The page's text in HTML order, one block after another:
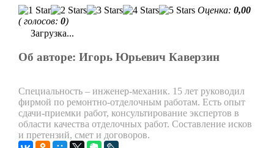
Оценка: 0,00
( голосов: 0)
Загрузка...
Об авторе: Игорь Юрьевич Каверзин
Специальность – инженер-механик. 15 лет руководил
фирмой по ремонтно-отделочным работам. Есть опыт
сдачи-приемки работ, консультирование экспертов в
области качества отделочных работ. Составление исков
и претензий, смет и договоров.